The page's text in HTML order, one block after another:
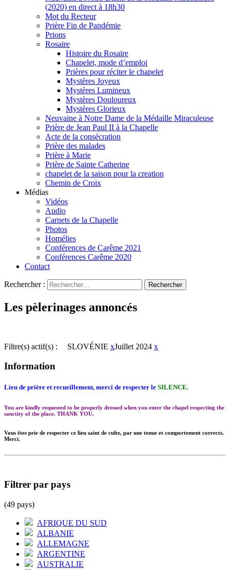
(2020) en direct à 18h30
Mot du Recteur
Prière Fin de Pandémie
Prions
Rosaire
Histoire du Rosaire
Chapelet, mode d’emploi
Prières pour réciter le chapelet
Mystères Joyeux
Mystères Lumineux
Mystères Douloureux
Mystères Glorieux
Neuvaine à Notre Dame de la Médaille Miraculeuse
Prière de Jean Paul II à la Chapelle
Acte de la consécration
Prière des malades
Prière à Marie
Prière de Sainte Catherine
chapelet de la saison pour la creation
Chemin de Croix
Médias
Vidéos
Audio
Carnets de la Chapelle
Photos
Homélies
Conférences de Carême 2021
Conférences Carême 2020
Contact
Rechercher :
Les pèlerinages annoncés
Filtre(s) actif(s) : SLOVÉNIE xJuillet 2024 x
Information
Lieu de prière et recueillement, merci de respecter le SILENCE.
You are kindly requested to be properly dressed when you enter the chapel respecting the
sanctity of the place. THANK YOU.
Vous êtes prie de respecter ce lieu saint de culte, par une tenue et comportement corrects.
Merci.
Filtrer par pays
(49 pays)
AFRIQUE DU SUD
ALBANIE
ALLEMAGNE
ARGENTINE
AUSTRALIE